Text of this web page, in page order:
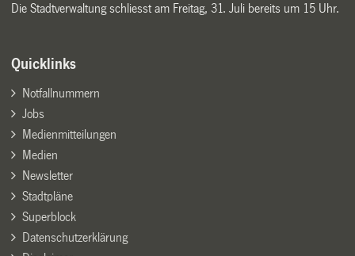
Die Stadtverwaltung schliesst am Freitag, 31. Juli bereits um 15 Uhr.
Quicklinks
Notfallnummern
Jobs
Medienmitteilungen
Medien
Newsletter
Stadtpläne
Superblock
Datenschutzerklärung